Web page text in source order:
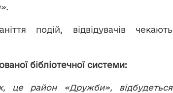
подій, відвідувачів чекають
бібліотечної системи:
це район «Дружби», відбудеться